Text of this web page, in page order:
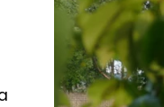
są
stron
treści,